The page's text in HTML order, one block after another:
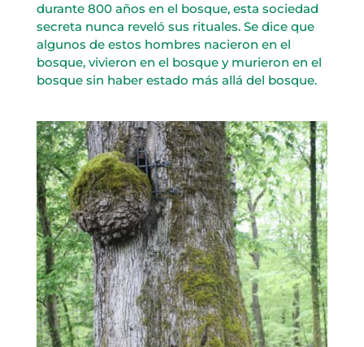
durante 800 años en el bosque, esta sociedad
secreta nunca reveló sus rituales. Se dice que
algunos de estos hombres nacieron en el
bosque, vivieron en el bosque y murieron en el
bosque sin haber estado más allá del bosque.